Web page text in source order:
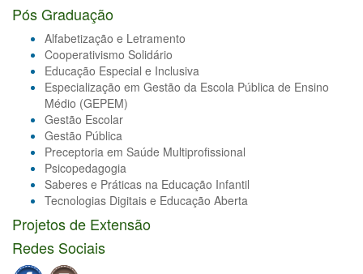
Pós Graduação
Alfabetização e Letramento
Cooperativismo Solidário
Educação Especial e Inclusiva
Especialização em Gestão da Escola Pública de Ensino
Médio (GEPEM)
Gestão Escolar
Gestão Pública
Preceptoria em Saúde Multiprofissional
Psicopedagogia
Saberes e Práticas na Educação Infantil
Tecnologias Digitais e Educação Aberta
Projetos de Extensão
Redes Sociais